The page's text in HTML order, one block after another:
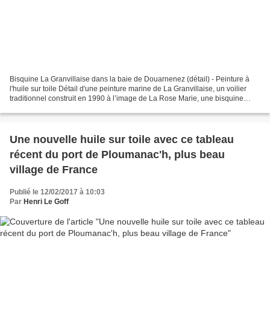
Bisquine La Granvillaise dans la baie de Douarnenez (détail) - Peinture à
l'huile sur toile Détail d'une peinture marine de La Granvillaise, un voilier
traditionnel construit en 1990 à l’image de La Rose Marie, une bisquine
Une nouvelle huile sur toile avec ce tableau
récent du port de Ploumanac'h, plus beau
village de France
Publié le 12/02/2017 à 10:03
Par Henri Le Goff